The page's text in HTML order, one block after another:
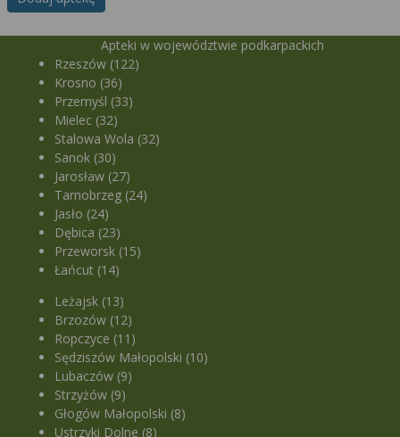
Apteki w województwie podkarpackich
Rzeszów (122)
Krosno (36)
Przemyśl (33)
Mielec (32)
Stalowa Wola (32)
Sanok (30)
Jarosław (27)
Tarnobrzeg (24)
Jasło (24)
Dębica (23)
Przeworsk (15)
Łańcut (14)
Leżajsk (13)
Brzozów (12)
Ropczyce (11)
Sędziszów Małopolski (10)
Lubaczów (9)
Strzyżów (9)
Głogów Małopolski (8)
Ustrzyki Dolne (8)